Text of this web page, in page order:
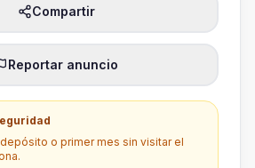
Compartir
Reportar anuncio
o primer mes sin visitar el